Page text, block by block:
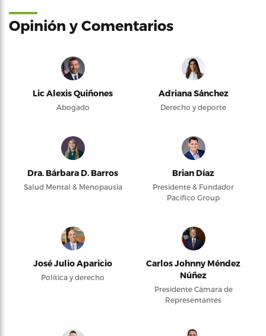
Opinión y Comentarios
Lic Alexis Quiñones
Abogado
Adriana Sánchez
Derecho y deporte
Dra. Bárbara D. Barros
Salud Mental & Menopausia
Brian Díaz
Presidente & Fundador
Pacifico Group
José Julio Aparicio
Política y derecho
Carlos Johnny Méndez
Núñez
Presidente Cámara de
Representantes